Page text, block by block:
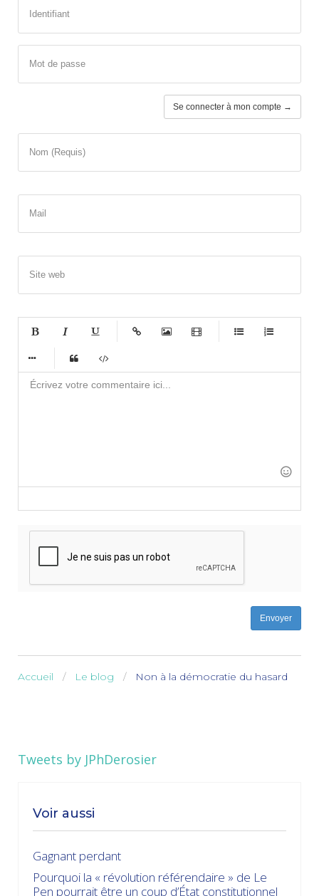
Identifiant
Mot de passe
Se connecter à mon compte →
Nom (Requis)
Mail
Site web
-
-
-
-
-
-
-
-
Envoyer
Accueil Le blog Non à la démocratie du hasard
Tweets by JPhDerosier
Voir aussi
Gagnant perdant
Pourquoi la « révolution référendaire » de Le
Pen pourrait être un coup d’État constitutionnel